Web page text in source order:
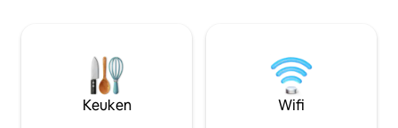
extra mini-keuken,met een eetkamer
en handdoeken. Op de bovenste
verdieping zijn er twee slaapkamers een
badkamer en een terras met een
terwijl de
minder dan 20
woning heeft
verdieping heeft
Keuken Wifi